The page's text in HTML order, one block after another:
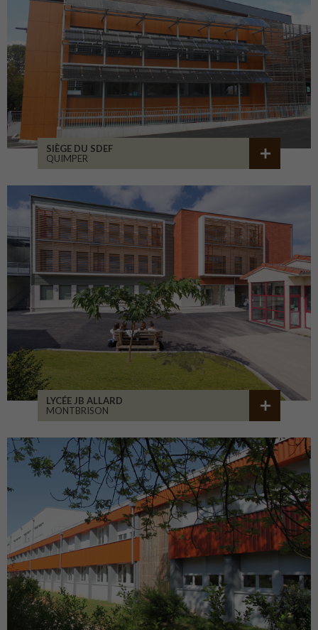
SIÈGE DU SDEF
QUIMPER
LYCÉE JB ALLARD
MONTBRISON